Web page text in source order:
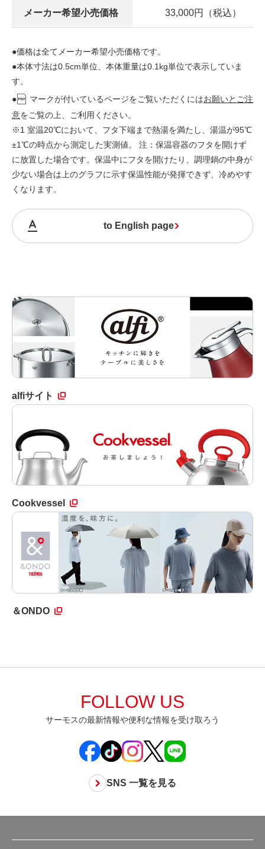
メーカー希望小売価格 33,000円（税込）
●価格は全てメーカー希望小売価格です。
●本体寸法は0.5cm単位、本体重量は0.1kg単位で表示していま
す。
●
マークが付いているページをご覧いただくにはお願いとご注
意をご覧の上、ご利用ください。
※1 室温20℃において、フタ下端まで熱湯を満たし、湯温が95℃
±1℃の時点から測定した実測値。 注：保温容器のフタを開けず
に放置した場合です。保温中にフタを開けたり、調理鍋の中身が
少ない場合は上のグラフに示す保温性能が発揮できず、冷めやす
くなります。
to English page
alfiサイト
Cookvessel
＆ONDO
FOLLOW US
サーモスの最新情報や便利な情報を受け取ろう
SNS 一覧を見る